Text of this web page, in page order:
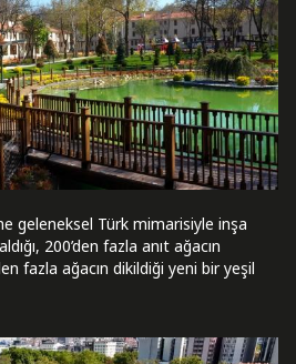
geleneksel Türk mimarisiyle inşa
200’den fazla anıt ağacın
fazla ağacın dikildiği yeni bir yeşil